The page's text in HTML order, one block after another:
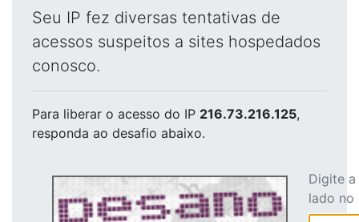
Seu IP fez diversas tentativas de
acessos suspeitos a sites hospedados
conosco.
Para liberar o acesso do IP 216.73.216.125,
responda ao desafio abaixo.
Digite
lado no